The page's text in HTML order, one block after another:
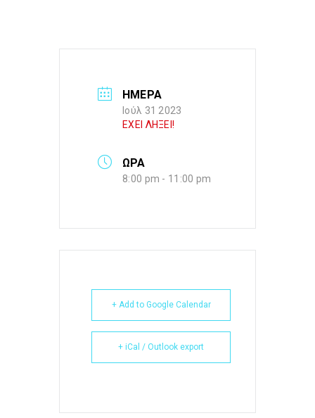
ΗΜΕΡΑ
Ιούλ 31 2023
ΕΧΕΙ ΛΗΞΕΙ!
ΩΡΑ
8:00 pm - 11:00 pm
+ Add to Google Calendar
+ iCal / Outlook export